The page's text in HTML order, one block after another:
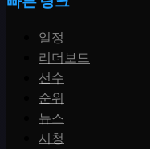
일정
리더보드
선수
순위
뉴스
시청